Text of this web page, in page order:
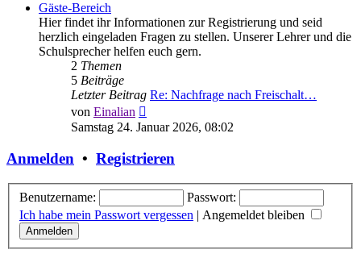
Gäste-Bereich
Hier findet ihr Informationen zur Registrierung und seid
herzlich eingeladen Fragen zu stellen. Unserer Lehrer und die
Schulsprecher helfen euch gern.
2 Themen
5 Beiträge
Letzter Beitrag Re: Nachfrage nach Freischalt…
von Einalian
Beitrag
Samstag 24. Januar 2026, 08:02
Anmelden • Registrieren
Benutzername:
Passwort:
Ich habe mein Passwort vergessen | Angemeldet bleiben